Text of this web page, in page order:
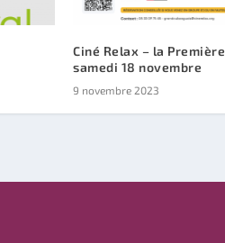
Ciné Relax – la Première
samedi 18 novembre
9 novembre 2023